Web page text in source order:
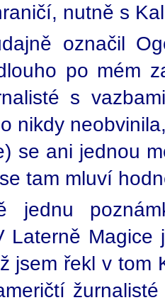
nutně s
označil
po mém
s
nikdy
se ani jednou
tam mluví
jednu
Laterně Magice
jsem řekl v tom